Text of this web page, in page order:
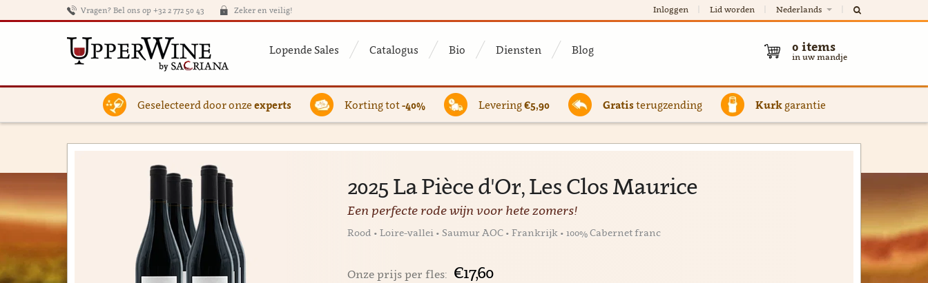
Vragen? Bel ons op +32 2 772 50 43 Zeker en veilig! Inloggen Lid worden Nederlands
Lopende Sales Catalogus Bio Diensten Blog 0 items
in uw mandje
Geselecteerd door onzeexperts Korting tot-40% Levering€5,90 Gratisterugzending Kurkgarantie
2025 La Pièce d'Or, Les Clos Maurice
Een perfecte rode wijn voor hete zomers!
Rood • Loire-vallei • Saumur AOC • Frankrijk • 100% Cabernet franc
Onze prijs per fles: €17,60